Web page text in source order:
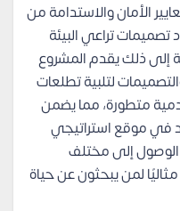
الأمان والاستدامة من
تراعي البيئة
إلى ذلك يقدم المشروع
لتلبية تطلعات
متطورة، مما يضمن
في موقع استراتيجي
الوصول إلى مختلف
لمن يبحثون عن حياة